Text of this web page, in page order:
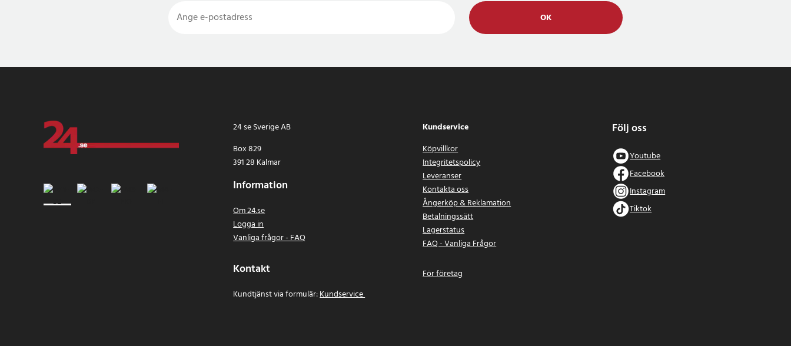
OK
24 se Sverige AB
Box 829
391 28 Kalmar
Information
Om 24.se
Logga in
Vanliga frågor - FAQ
Kontakt
Kundtjänst via formulär:Kundservice
Kundservice
Köpvillkor
Integritetspolicy
Leveranser
Kontakta oss
Ångerköp & Reklamation
Betalningssätt
Lagerstatus
FAQ - Vanliga Frågor
För företag
Följ oss
Youtube
Facebook
Instagram
Tiktok